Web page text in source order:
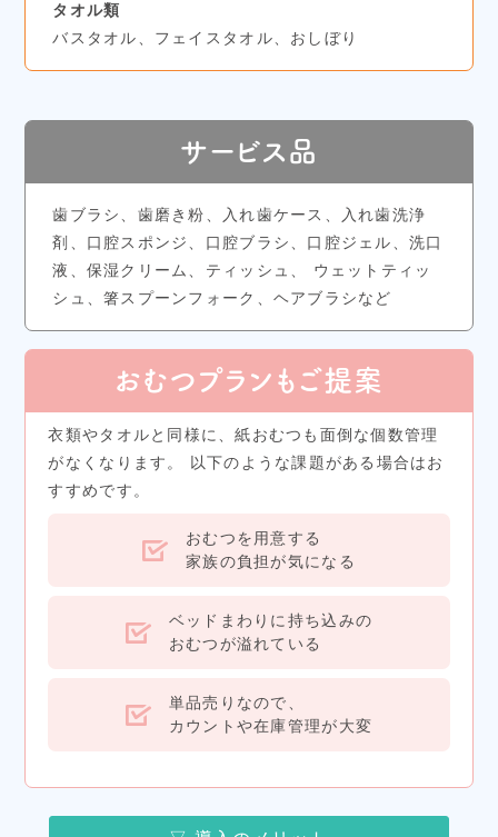
タオル類
バスタオル、フェイスタオル、おしぼり
サービス品
歯ブラシ、歯磨き粉、入れ歯ケース、入れ歯洗浄
剤、口腔スポンジ、口腔ブラシ、口腔ジェル、洗口
液、保湿クリーム、ティッシュ、 ウェットティッ
シュ、箸スプーンフォーク、ヘアブラシなど
おむつプランもご提案
衣類やタオルと同様に、紙おむつも面倒な個数管理
がなくなります。
以下のような課題がある場合はお
すすめです。
おむつを用意する
家族の負担が気になる
ベッドまわりに持ち込みの
おむつが溢れている
単品売りなので、
カウントや在庫管理が大変